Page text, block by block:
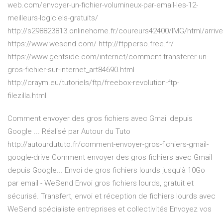
web.com/envoyer-un-fichier-volumineux-par-email-les-12-
meilleurs-logiciels-gratuits/
http://s298823813.onlinehome.fr/coureurs42400/IMG/html/
https://www.wesend.com/ http://ftpperso.free.fr/
https://www.gentside.com/internet/comment-transferer-un-
gros-fichier-sur-internet_art84690.html
http://craym.eu/tutoriels/ftp/freebox-revolution-ftp-
filezilla.html
Comment envoyer des gros fichiers avec Gmail depuis
Google ... Réalisé par Autour du Tuto
http://autourdututo.fr/comment-envoyer-gros-fichiers-gmail-
google-drive Comment envoyer des gros fichiers avec Gmail
depuis Google... Envoi de gros fichiers lourds jusqu'à 10Go
par email - WeSend Envoi gros fichiers lourds, gratuit et
sécurisé. Transfert, envoi et réception de fichiers lourds avec
WeSend spécialiste entreprises et collectivités Envoyez vos